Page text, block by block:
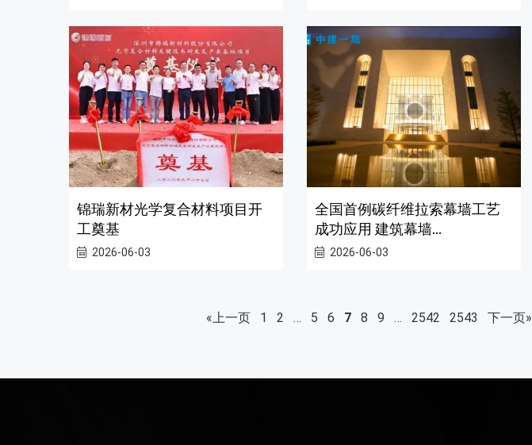
锦瑞新材光学复合材料项目开
工奠基
2026-06-03
全国首例碳纤维拉索幕墙工艺
成功应用 建筑幕墙...
2026-06-03
«上一页 1 2 … 5 6 7 8 9 … 2542 2543 下一页»